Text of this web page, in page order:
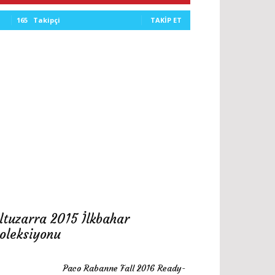
165 Takipçi TAKIP ET
2015 İlkbahar
Paco Rabanne Fall 2016 Ready-